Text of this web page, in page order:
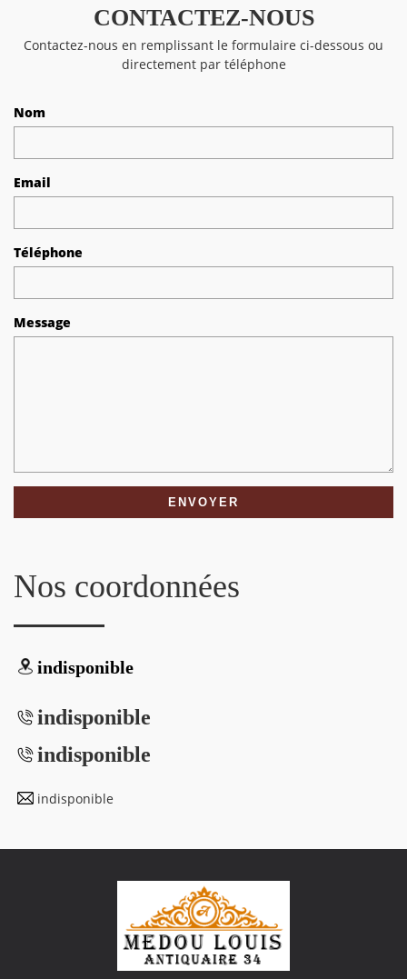
CONTACTEZ-NOUS
Contactez-nous en remplissant le formulaire ci-dessous ou
directement par téléphone
Nom
Email
Téléphone
Message
Nos coordonnées
indisponible
indisponible
indisponible
indisponible